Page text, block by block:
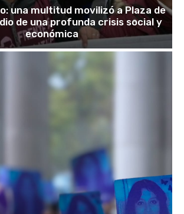
una multitud movilizó a Plaza de
de una profunda crisis social y
económica